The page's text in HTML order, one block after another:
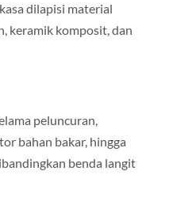
dilapisi material
keramik komposit, dan
peluncuran,
bahan bakar, hingga
benda langit